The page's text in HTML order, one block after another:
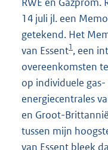
14 juli jl. een
getekend. Het
van Essent1, een
overeenkomsten
op individuele
energiecentrales
en Groot-
tussen mijn
van Essent bleek